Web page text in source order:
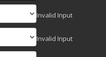
Invalid Input
Invalid Input